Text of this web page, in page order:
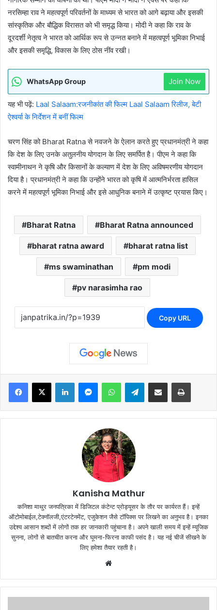
नरसिम्हा राव ने महत्वपूर्ण परिवर्तनों के माध्यम से भारत को आगे बढ़ाया और इसकी
सांस्कृतिक और बौद्धिक विरासत को भी समृद्ध किया। मोदी ने कहा कि राव के
दूरदर्शी नेतृत्व ने भारत को आर्थिक रूप से उन्नत बनाने में महत्वपूर्ण भूमिका निभाई
और इसकी समृद्धि, विकास के लिए ठोस नींव रखी।
WhatsApp Group Join Now
यह भी पढ़ें: Laal Salaam:रजनीकांत की फिल्म Laal Salaam रिलीज, बेटी
ऐश्वर्या के निर्देशन में बनीं फिल्म
चरण सिंह को Bharat Ratna से नवजने के ऐलान करते हुए प्रधानमंत्री ने कहा
क‍ि देश के लिए उनके अतुलनीय योगदान के लिए समर्पित है। पीएम ने कहा क‍ि
स्वामीनाथन ने कृषि और किसानों के कल्याण में देश के लिए अविषमरणीय योगदान
दिया है। प्रधानमंत्री ने कहा कि उन्होंने भारत को कृषि में आत्मनिर्भरता हासिल
करने में महत्वपूर्ण भूमिका निभाई और इसे आधुनिक बनाने में उत्कृष्ट प्रयास किए।
Bharat Ratna Bharat Ratna announced
bharat ratna award bharat ratna list
ms swaminathan pm modi
pv narasimha rao
Copy URL
Facebook
X LinkedInMessengerWhatsAppTelegramShare via Email Print
Kanisha Mathur
कनिशा माथुर जनपत्रिका में डिजिटल कंटेन्ट प्रोड्यूसर के तौर पर कार्यरत हैं। इन्हें
ऑटोमोबाईल,टेक्नॉलजी,एंटरटेनमेंट, एजुकेशन जैसे टॉपिक्स पर लिखने का अनुभव है। इनका
उद्देश्य आसान शब्दों में लोगों तक हर जानकारी पहुंचाना है। अपने खाली समय में इन्हें म्यूजिक
सुनना, लोगों से बातचीत करना और घूमना-फिरना काफी पसंद है। यह नई चीजें सीखने के
लिए हमेशा तैयार रहती है।